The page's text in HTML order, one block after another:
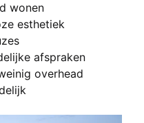
wonen
esthetiek
afspraken
overhead